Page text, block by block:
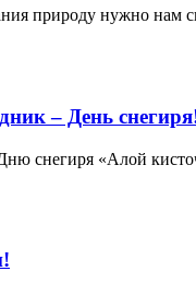
природу нужно нам
– День
снегиря «Алой